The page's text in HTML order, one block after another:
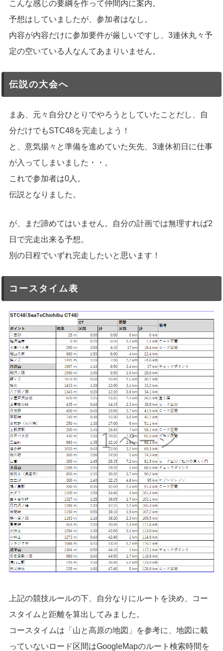
こんな感じの要綱を作って仲間内に案内。
予想はしていましたが、参加者はなし。
内容が内容だけに参加要件が厳しいですし、3連休丸々予
定の空いている人なんてあまりいません。
伝説の大会へ
まあ、元々自分ひとりでやろうとしていたことだし、自
分だけでもSTC48を完走しよう！
と、意気揚々と準備を進めていた矢先、3連休初日に仕事
が入ってしまいました・・。
これで参加者は0人。
伝説となりました。
が、まだ諦めてはいません。自分の計画では無理すれば2
日で完走出来る予想。
別の日程でいずれ完走したいと思います！
コースタイム表
上記の競技ルールの下、自分なりにルートを決め、コー
スタイムと距離を算出してみました。
コースタイムは「山と高原の地図」を参考に、地図に載
っていないロード区間はGoogleMapのルート検索時間を